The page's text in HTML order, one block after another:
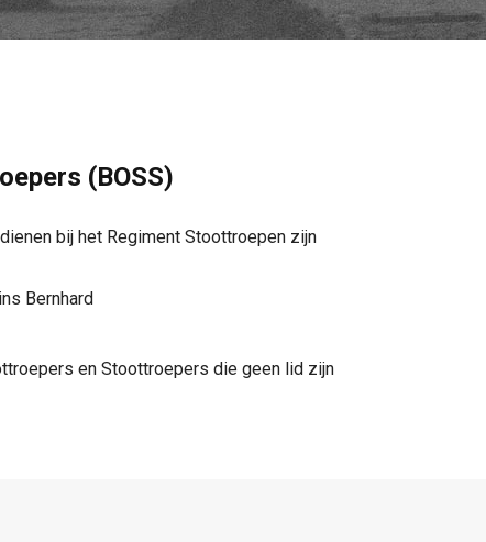
(BOSS)
bij het Regiment Stoottroepen zijn
Bernhard
en Stoottroepers die geen lid zijn